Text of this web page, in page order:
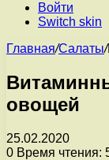
Войти
Switch skin
Главная/Салаты/
овощей
25.02.2020
0 Время чтения: